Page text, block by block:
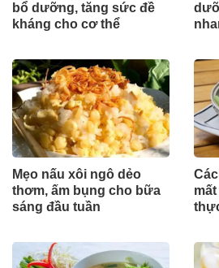
bổ dưỡng, tăng sức đề
kháng cho cơ thể
Mẹo nấu xôi ngô dẻo
thơm, ấm bụng cho bữa
sáng đầu tuần